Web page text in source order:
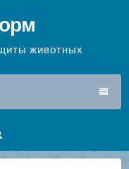
животных